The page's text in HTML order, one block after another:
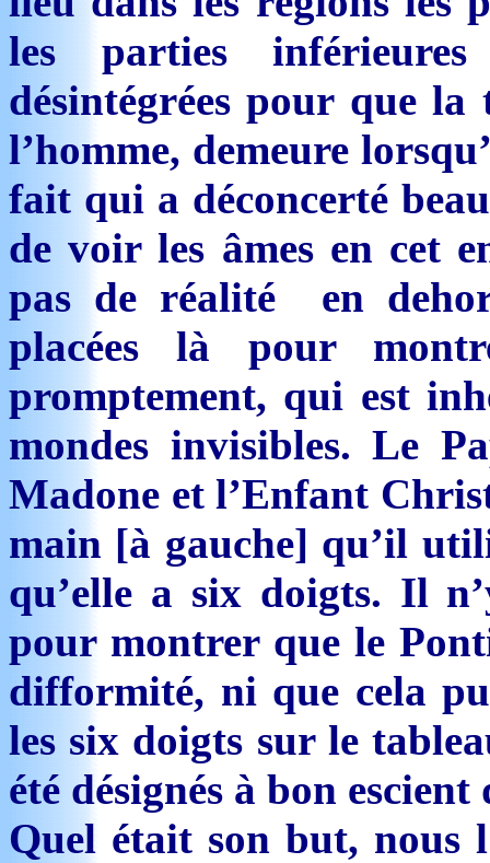
les parties
désintégrées pour que la
l’homme, demeure
fait qui a déconcerté
de voir les âmes en cet
pas de réalité en
placées là pour
promptement, qui est
mondes invisibles. Le
Madone et l’Enfant
main [à gauche] qu’il
qu’elle a six doigts. Il
pour montrer que le
difformité, ni que cela
les six doigts sur le
été désignés à bon
Quel était son but, nous